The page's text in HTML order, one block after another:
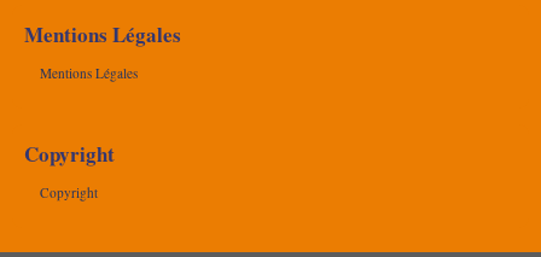
Mentions Légales
Mentions Légales
Copyright
Copyright